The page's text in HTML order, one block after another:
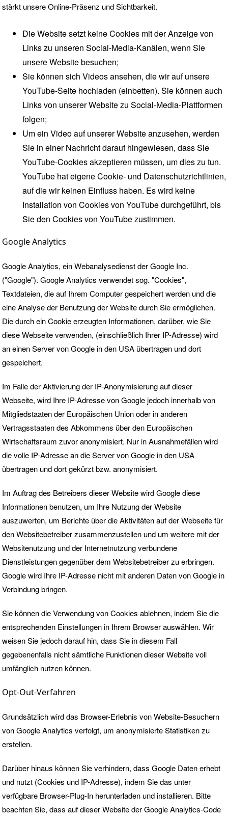
stärkt unsere Online-Präsenz und Sichtbarkeit.
Die Website setzt keine Cookies mit der Anzeige von
Links zu unseren Social-Media-Kanälen, wenn Sie
unsere Website besuchen;
Sie können sich Videos ansehen, die wir auf unsere
YouTube-Seite hochladen (einbetten). Sie können auch
Links von unserer Website zu Social-Media-Plattformen
folgen;
Um ein Video auf unserer Website anzusehen, werden
Sie in einer Nachricht darauf hingewiesen, dass Sie
YouTube-Cookies akzeptieren müssen, um dies zu tun.
YouTube hat eigene Cookie- und Datenschutzrichtlinien,
auf die wir keinen Einfluss haben. Es wird keine
Installation von Cookies von YouTube durchgeführt, bis
Sie den Cookies von YouTube zustimmen.
Google Analytics
Google Analytics, ein Webanalysedienst der Google Inc.
("Google"). Google Analytics verwendet sog. "Cookies",
Textdateien, die auf Ihrem Computer gespeichert werden und die
eine Analyse der Benutzung der Website durch Sie ermöglichen.
Die durch ein Cookie erzeugten Informationen, darüber, wie Sie
diese Webseite verwenden, (einschließlich Ihrer IP-Adresse) wird
an einen Server von Google in den USA übertragen und dort
gespeichert.
Im Falle der Aktivierung der IP-Anonymisierung auf dieser
Webseite, wird Ihre IP-Adresse von Google jedoch innerhalb von
Mitgliedstaaten der Europäischen Union oder in anderen
Vertragsstaaten des Abkommens über den Europäischen
Wirtschaftsraum zuvor anonymisiert. Nur in Ausnahmefällen wird
die volle IP-Adresse an die Server von Google in den USA
übertragen und dort gekürzt bzw. anonymisiert.
Im Auftrag des Betreibers dieser Website wird Google diese
Informationen benutzen, um Ihre Nutzung der Website
auszuwerten, um Berichte über die Aktivitäten auf der Webseite für
den Websitebetreiber zusammenzustellen und um weitere mit der
Websitenutzung und der Internetnutzung verbundene
Dienstleistungen gegenüber dem Websitebetreiber zu erbringen.
Google wird Ihre IP-Adresse nicht mit anderen Daten von Google in
Verbindung bringen.
Sie können die Verwendung von Cookies ablehnen, indem Sie die
entsprechenden Einstellungen in Ihrem Browser auswählen. Wir
weisen Sie jedoch darauf hin, dass Sie in diesem Fall
gegebenenfalls nicht sämtliche Funktionen dieser Website voll
umfänglich nutzen können.
Opt-Out-Verfahren
Grundsätzlich wird das Browser-Erlebnis von Website-Besuchern
von Google Analytics verfolgt, um anonymisierte Statistiken zu
erstellen.
Darüber hinaus können Sie verhindern, dass Google Daten erhebt
und nutzt (Cookies und IP-Adresse), indem Sie das unter
verfügbare Browser-Plug-In herunterladen und installieren. Bitte
beachten Sie, dass auf dieser Website der Google Analytics-Code